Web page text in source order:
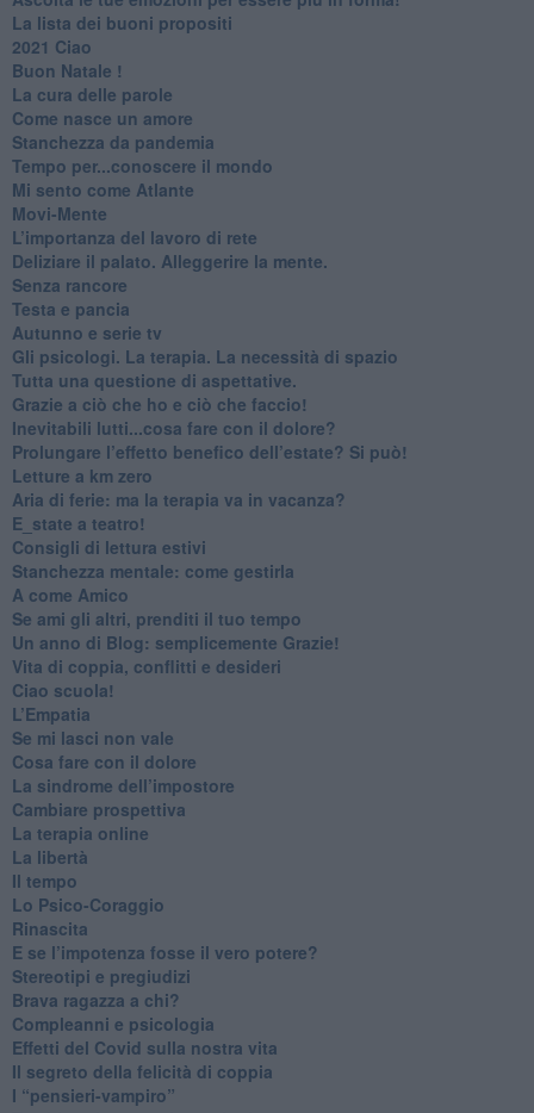
​La lista dei buoni propositi
2021 Ciao
Buon Natale !
​La cura delle parole
​Come nasce un amore
Stanchezza da pandemia
​Tempo per...conoscere il mondo
​Mi sento come Atlante
​Movi-Mente
​L’importanza del lavoro di rete
​Deliziare il palato. Alleggerire la mente.
​Senza rancore
​Testa e pancia
​Autunno e serie tv
​Gli psicologi. La terapia. La necessità di spazio
​Tutta una questione di aspettative.
​Grazie a ciò che ho e ciò che faccio!
​Inevitabili lutti...cosa fare con il dolore?
Prolungare l’effetto benefico dell’estate? Si può!
​Letture a km zero
​Aria di ferie: ma la terapia va in vacanza?
​E_state a teatro!
​Consigli di lettura estivi
​Stanchezza mentale: come gestirla
​A come Amico
​Se ami gli altri, prenditi il tuo tempo
​Un anno di Blog: semplicemente Grazie!
​Vita di coppia, conflitti e desideri
​Ciao scuola!
​L’Empatia
​Se mi lasci non vale
Cosa fare con il dolore
​La sindrome dell’impostore
​Cambiare prospettiva
La terapia online
La libertà
​Il tempo
​Lo Psico-Coraggio
Rinascita
​E se l’impotenza fosse il vero potere?
Stereotipi e pregiudizi
​Brava ragazza a chi?
​Compleanni e psicologia
Effetti del Covid sulla nostra vita
Il segreto della felicità di coppia
​I “pensieri-vampiro”